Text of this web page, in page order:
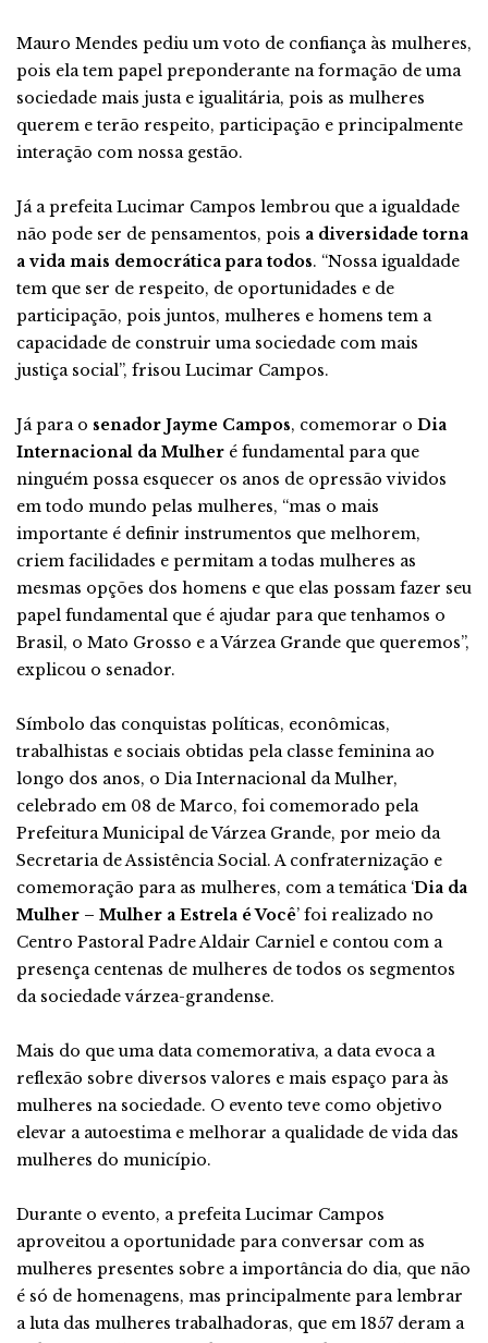
Mauro Mendes pediu um voto de confiança às mulheres,
pois ela tem papel preponderante na formação de uma
sociedade mais justa e igualitária, pois as mulheres
querem e terão respeito, participação e principalmente
interação com nossa gestão.
Já a prefeita Lucimar Campos lembrou que a igualdade
não pode ser de pensamentos, pois a diversidade torna
a vida mais democrática para todos. “Nossa igualdade
tem que ser de respeito, de oportunidades e de
participação, pois juntos, mulheres e homens tem a
capacidade de construir uma sociedade com mais
justiça social”, frisou Lucimar Campos.
Já para o senador Jayme Campos, comemorar o Dia
Internacional da Mulher é fundamental para que
ninguém possa esquecer os anos de opressão vividos
em todo mundo pelas mulheres, “mas o mais
importante é definir instrumentos que melhorem,
criem facilidades e permitam a todas mulheres as
mesmas opções dos homens e que elas possam fazer seu
papel fundamental que é ajudar para que tenhamos o
Brasil, o Mato Grosso e a Várzea Grande que queremos”,
explicou o senador.
Símbolo das conquistas políticas, econômicas,
trabalhistas e sociais obtidas pela classe feminina ao
longo dos anos, o Dia Internacional da Mulher,
celebrado em 08 de Marco, foi comemorado pela
Prefeitura Municipal de Várzea Grande, por meio da
Secretaria de Assistência Social. A confraternização e
comemoração para as mulheres, com a temática ‘Dia da
Mulher – Mulher a Estrela é Você’ foi realizado no
Centro Pastoral Padre Aldair Carniel e contou com a
presença centenas de mulheres de todos os segmentos
da sociedade várzea-grandense.
Mais do que uma data comemorativa, a data evoca a
reflexão sobre diversos valores e mais espaço para às
mulheres na sociedade. O evento teve como objetivo
elevar a autoestima e melhorar a qualidade de vida das
mulheres do município.
Durante o evento, a prefeita Lucimar Campos
aproveitou a oportunidade para conversar com as
mulheres presentes sobre a importância do dia, que não
é só de homenagens, mas principalmente para lembrar
a luta das mulheres trabalhadoras, que em 1857 deram a